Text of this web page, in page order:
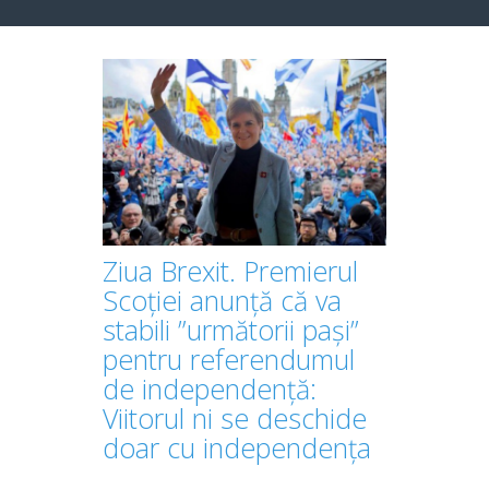
Ziua Brexit. Premierul
Scoției anunță că va
stabili ”următorii pași”
pentru referendumul
de independență:
Viitorul ni se deschide
doar cu independența